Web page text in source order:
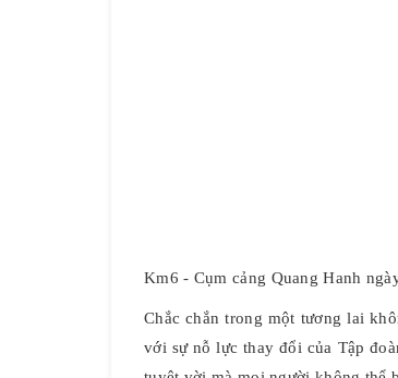
Km6 - Cụm cảng Quang Hanh
Chắc chắn trong một tương lai
với sự nỗ lực thay đổi của Tập